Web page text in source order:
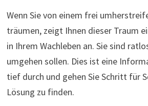
Wenn Sie von einem frei
träumen, zeigt Ihnen dieser Traum
in Ihrem Wachleben an. Sie sind
umgehen sollen. Dies ist eine
tief durch und gehen Sie Schritt für
Lösung zu finden.